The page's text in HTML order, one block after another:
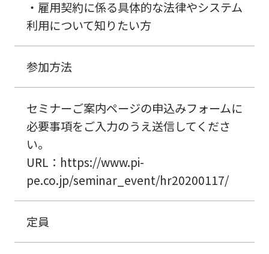
・雇用契約に係る具体的な法律やシステム
利用について知りたい方
参加方法
セミナーご案内ページの申込みフォームに
必要事項をご入力のうえ送信してくださ
い。
URL：https://www.pi-
pe.co.jp/seminar_event/hr20200117/
定員